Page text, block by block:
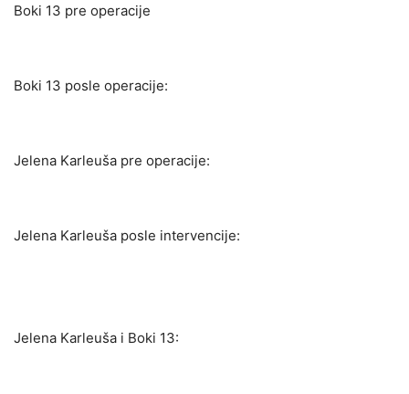
Boki 13 pre operacije
Boki 13 posle operacije:
Jelena Karleuša pre operacije:
Jelena Karleuša posle intervencije:
Jelena Karleuša i Boki 13: